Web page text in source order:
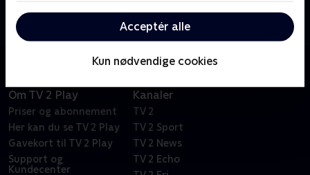
Acceptér alle
Kun nødvendige cookies
der er brandvarmt - det er mordsagerne også.
Om TV 2 Play
Priser og abonnement
Her kan du se TV 2 Play
Gavekort til TV 2 Play
Support og
Kundecenter
Kanaler
TV 2
TV 2 Sport
TV 2 News
TV 2 Echo